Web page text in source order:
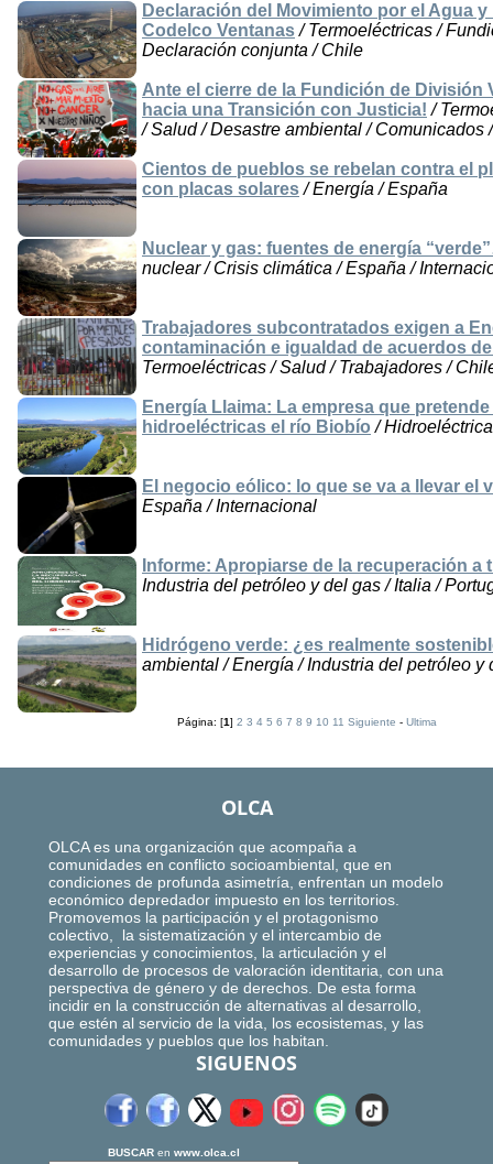
Declaración del Movimiento por el Agua
Codelco Ventanas/ Termoeléctricas /
Declaración conjunta / Chile
Ante el cierre de la Fundición de División
hacia una Transición con Justicia! /
/ Salud / Desastre ambiental / Comunicados
Cientos de pueblos se rebelan contra el
con placas solares/ Energía / España
Nuclear y gas: fuentes de energía
nuclear / Crisis climática / España /
Trabajadores subcontratados exigen a
contaminación e igualdad de acuerdos
Termoeléctricas / Salud / Trabajadores /
Energía Llaima: La empresa que
hidroeléctricas el río Biobío /
El negocio eólico: lo que se va a llevar el
España / Internacional
Informe: Apropiarse de la recuperación a
Industria del petróleo y del gas / Italia /
Hidrógeno verde: ¿es realmente
ambiental / Energía / Industria del petróleo
Página: [1]2 3 4 5 6 7 8 9 10 11 Siguiente -Ultima
OLCA
OLCA es una organización que acompaña a
comunidades en conflicto socioambiental, que en
condiciones de profunda asimetría, enfrentan un modelo
económico depredador impuesto en los territorios.
Promovemos la participación y el protagonismo
colectivo, la sistematización y el intercambio de
experiencias y conocimientos, la articulación y el
desarrollo de procesos de valoración identitaria, con una
perspectiva de género y de derechos. De esta forma
incidir en la construcción de alternativas al desarrollo,
que estén al servicio de la vida, los ecosistemas, y las
comunidades y pueblos que los habitan.
SIGUENOS
BUSCAR en www.olca.cl